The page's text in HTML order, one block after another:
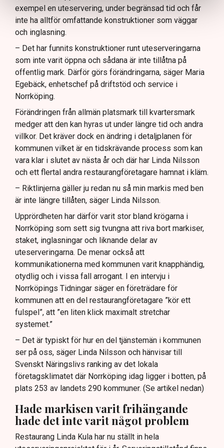
exempel en uteservering, under begränsad tid och får
inte ha alltför omfattande konstruktioner som väggar
och inglasning.
– Det har funnits konstruktioner runt uteserveringarna
som inte varit öppna och sådana är inte tillåtna på
offentlig mark. Därför görs förändringarna, säger Maria
Egebäck, enhetschef på driftstöd och service i
Norrköping.
Förändringen från allmän platsmark till kvartersmark
medger att den kan hyras ut under längre tid och andra
villkor. Det kräver dock en ändring i detaljplanen för
kommunen vilket är en tidskrävande process som kan
vara klar i slutet av nästa år och där har Linda Nilsson
och ett flertal andra restaurangföretagare hamnat i kläm.
– Riktlinjerna gäller ju redan nu så min markis med ben
är inte längre tillåten, säger Linda Nilsson.
Upprördheten har därför varit stor bland krögarna i
Norrköping som sett sig tvungna att riva bort markiser,
staket, inglasningar och liknande delar av
uteserveringarna. De menar också att
kommunikationerna med kommunen varit knapphändig,
otydlig och i vissa fall arrogant. I en intervju i
Norrköpings Tidningar säger en företrädare för
kommunen att en del restaurangföretagare ”kör ett
fulspel”, att ”en liten klick maximalt stretchar
systemet.”
– Det är typiskt för hur en del tjänstemän i kommunen
ser på oss, säger Linda Nilsson och hänvisar till
Svenskt Näringslivs ranking av det lokala
företagsklimatet där Norrköping idag ligger i botten, på
plats 253 av landets 290 kommuner. (Se artikel nedan)
Hade markisen varit frihängande
hade det inte varit något problem
Restaurang Linda Kula har nu ställt in hela